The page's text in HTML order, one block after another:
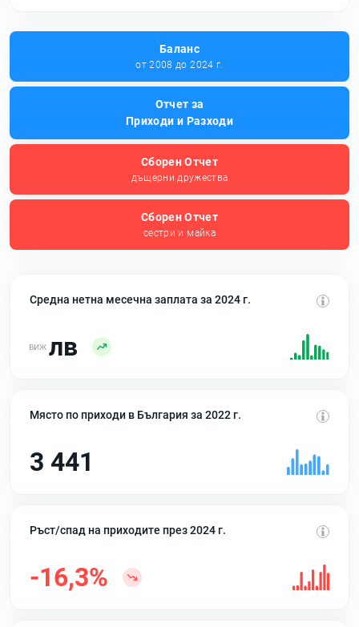
Баланс
от 2008 до 2024 г.
Отчет за
Приходи и Разходи
Сборен Отчет
дъщерни дружества
Сборен Отчет
сестри и майка
Средна нетна месечна заплата за 2024 г.
лв
Място по приходи в България за 2022 г.
3 441
Ръст/спад на приходите през 2024 г.
-16,3%